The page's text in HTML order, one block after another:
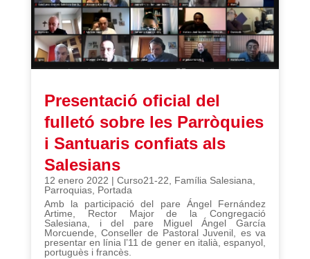
Presentació oficial del
fulletó sobre les Parròquies
i Santuaris confiats als
Salesians
12 enero 2022 | Curso21-22 Família Salesiana
Parroquias, Portada
Amb la participació del pare Ángel Fernández
Artime, Rector Major de la Congregació
Salesiana, i del pare Miguel Ángel García
Morcuende, Conseller de Pastoral Juvenil, es va
presentar en línia l’11 de gener en italià, espanyol,
portuguès i francès.